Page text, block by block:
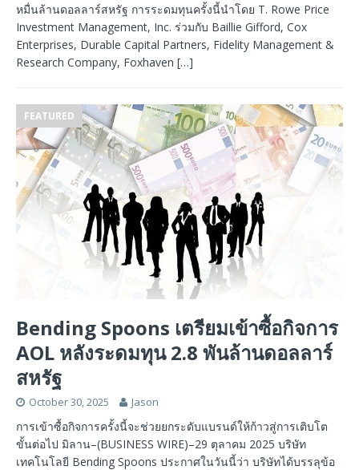
หมื่นล้านดอลลาร์สหรัฐ การระดมทุนครั้งนี้นำโดย T. Rowe Price
Investment Management, Inc. ร่วมกับ Baillie Gifford, Cox
Enterprises, Durable Capital Partners, Fidelity Management &
Research Company, Foxhaven […]
FEATURED
Bending Spoons เตรียมเข้าซื้อกิจการ
AOL หลังระดมทุน 2.8 พันล้านดอลลาร์
สหรัฐ
October 30, 2025 Jason
การเข้าซื้อกิจการครั้งนี้จะช่วยยกระดับแบรนด์ให้ก้าวสู่การเติบโต
ขั้นต่อไป มิลาน–(BUSINESS WIRE)–29 ตุลาคม 2025 บริษัท
เทคโนโลยี Bending Spoons ประกาศในวันนี้ว่า บริษัทได้บรรลุข้อ